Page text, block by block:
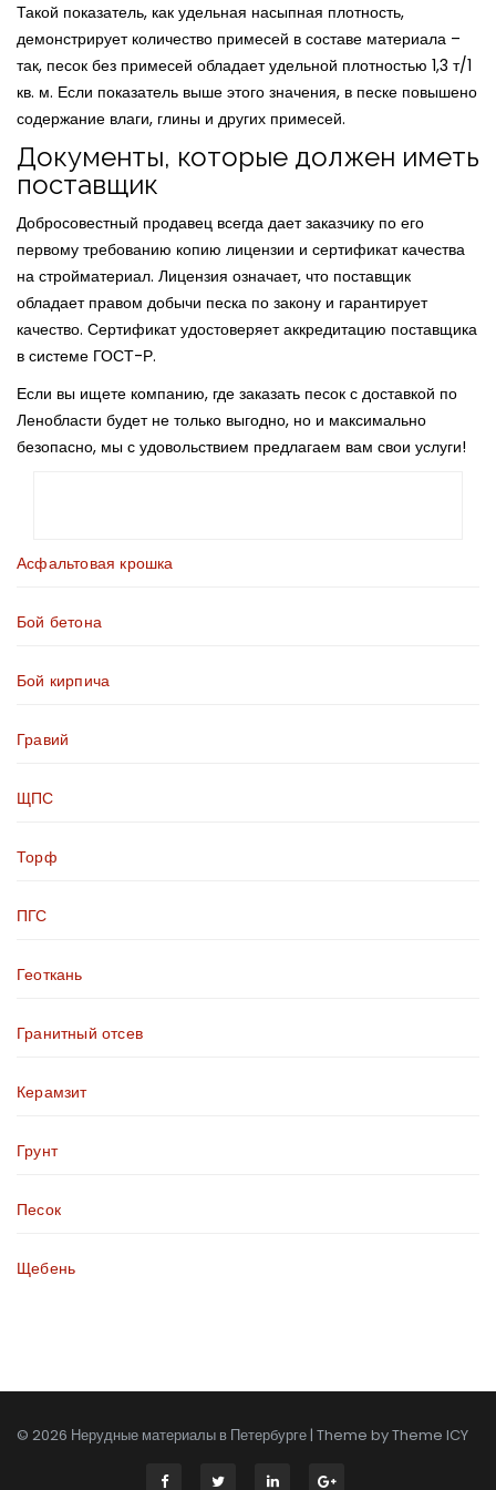
Такой показатель, как удельная насыпная плотность,
демонстрирует количество примесей в составе материала –
так, песок без примесей обладает удельной плотностью 1,3 т/1
кв. м. Если показатель выше этого значения, в песке повышено
содержание влаги, глины и других примесей.
Документы, которые должен иметь
поставщик
Добросовестный продавец всегда дает заказчику по его
первому требованию копию лицензии и сертификат качества
на стройматериал. Лицензия означает, что поставщик
обладает правом добычи песка по закону и гарантирует
качество. Сертификат удостоверяет аккредитацию поставщика
в системе ГОСТ-Р.
Если вы ищете компанию, где заказать песок с доставкой по
Ленобласти будет не только выгодно, но и максимально
безопасно, мы с удовольствием предлагаем вам свои услуги!
Асфальтовая крошка
Бой бетона
Бой кирпича
Гравий
ЩПС
Торф
ПГС
Геоткань
Гранитный отсев
Керамзит
Грунт
Песок
Щебень
© 2026 Нерудные материалы в Петербурге | Theme byTheme ICY